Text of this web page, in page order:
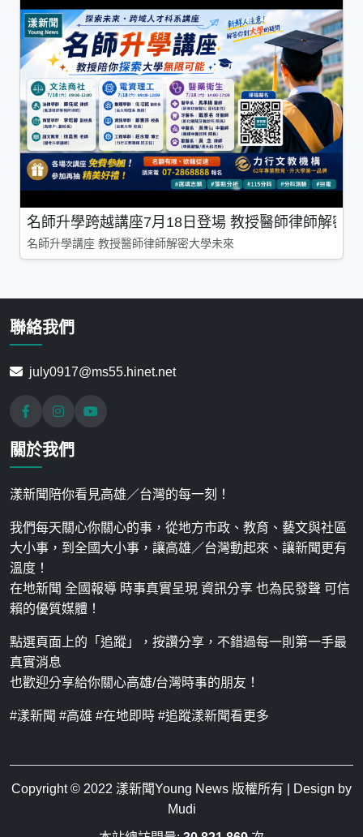
名師升學跨越講座7月18日登場 教授醫師律師解密
名師升學講座 教授醫師律師解密大學未來
聯絡我們
july0917@ms55.hinet.net
關於我們
漾新聞陪你看見高雄／台灣的每一刻！
我們每天關心你關心的事，從地方市政、教育、藝文與社區
大小事，到全國大小事，讓高雄／台灣動起來、讓新聞更有
溫度！
在地新聞 全國報導 時事真實呈現 資訊分享 也為民發聲 可信
賴的優質媒體！
點選頁面上的「追蹤」，按讚分享，不錯過每一則第一手最
真實消息
也歡迎分享給你關心高雄/台灣時事的朋友！
#漾新聞 #高雄 #在地即時 #追蹤漾新聞看更多
Copyright © 2022 漾新聞Young News 版權所有 | Design by
Mudi